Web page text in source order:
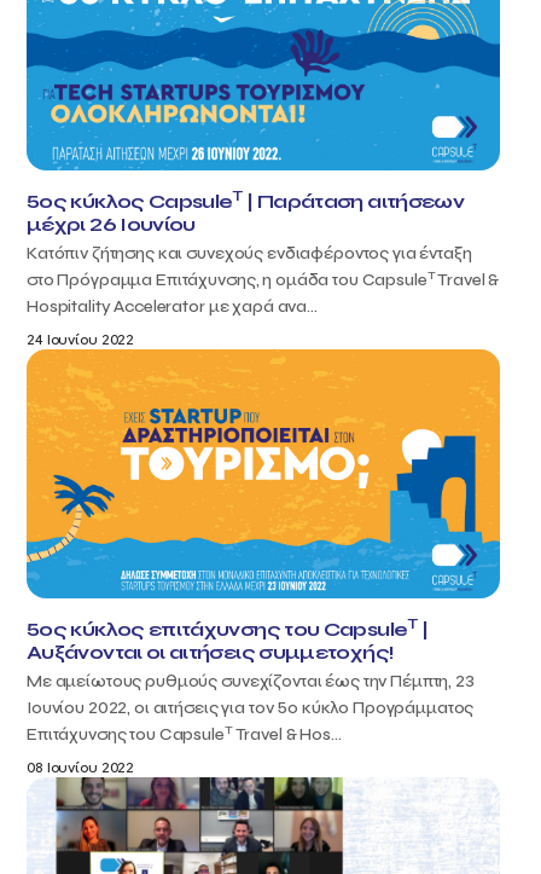
5ος κύκλος CapsuleT| Παράταση αιτήσεων
μέχρι 26 Ιουνίου
Κατόπιν ζήτησης και συνεχούς ενδιαφέροντος για ένταξη
στο Πρόγραμμα Επιτάχυνσης, η ομάδα του CapsuleTTravel &
Hospitality Accelerator με χαρά ανα...
24 Ιουνίου 2022
5ος κύκλος επιτάχυνσης του CapsuleT|
Αυξάνονται οι αιτήσεις συμμετοχής!
Με αμείωτους ρυθμούς συνεχίζονται έως την Πέμπτη, 23
Ιουνίου 2022, οι αιτήσεις για τον 5ο κύκλο Προγράμματος
Επιτάχυνσης του CapsuleTTravel & Hos...
08 Ιουνίου 2022